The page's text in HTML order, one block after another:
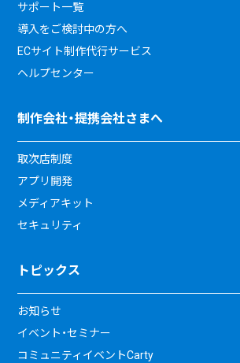
サポート一覧
導入をご検討中の方へ
ECサイト制作代行サービス
ヘルプセンター
制作会社・提携会社さまへ
取次店制度
アプリ開発
メディアキット
セキュリティ
トピックス
お知らせ
イベント・セミナー
コミュニティイベントCarty